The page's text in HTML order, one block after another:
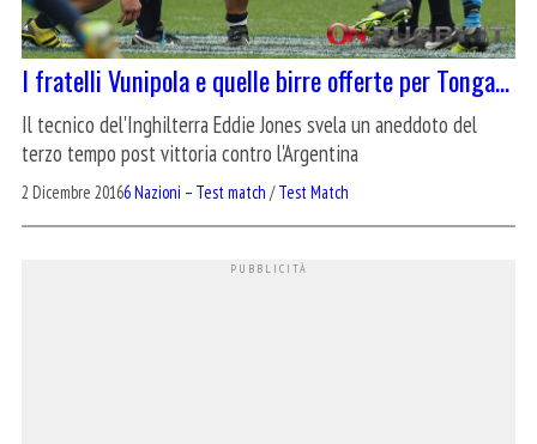
I fratelli Vunipola e quelle birre offerte per Tonga…
Il tecnico del'Inghilterra Eddie Jones svela un aneddoto del
terzo tempo post vittoria contro l'Argentina
2 Dicembre 20166 Nazioni – Test match /Test Match